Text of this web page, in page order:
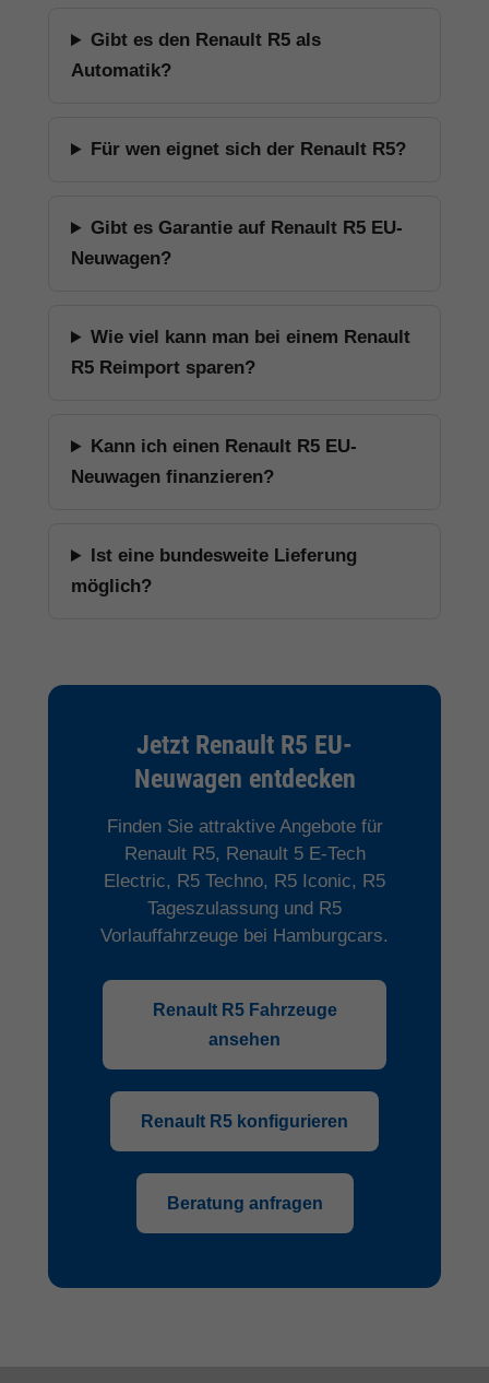
Gibt es den Renault R5 als
Automatik?
Für wen eignet sich der Renault R5?
Gibt es Garantie auf Renault R5 EU-
Neuwagen?
Wie viel kann man bei einem Renault
R5 Reimport sparen?
Kann ich einen Renault R5 EU-
Neuwagen finanzieren?
Ist eine bundesweite Lieferung
möglich?
Jetzt Renault R5 EU-
Neuwagen entdecken
Finden Sie attraktive Angebote für
Renault R5, Renault 5 E-Tech
Electric, R5 Techno, R5 Iconic, R5
Tageszulassung und R5
Vorlauffahrzeuge bei Hamburgcars.
Renault R5 Fahrzeuge
ansehen
Renault R5 konfigurieren
Beratung anfragen